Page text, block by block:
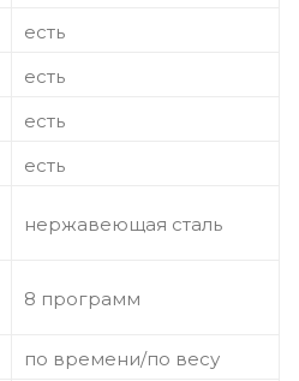
есть
есть
есть
есть
нержавеющая сталь
8 программ
по времени/по весу